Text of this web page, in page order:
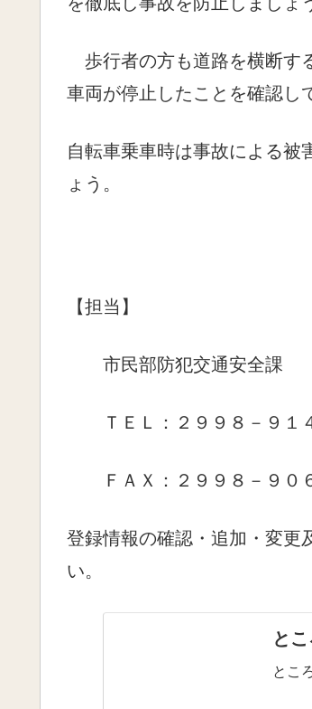
歩行者の方も道路を横断す
車両が停止したことを確認し
自転車乗車時は事故による被
ょう。
【担当】
市民部防犯交通安全課
ＴＥＬ：２９９８－９１
ＦＡＸ：２９９８－９０
登録情報の確認・追加・変更
い。
と
とこ